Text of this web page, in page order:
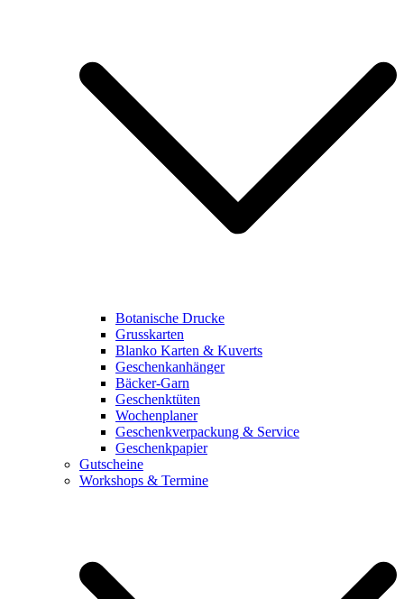
Botanische Drucke
Grusskarten
Blanko Karten & Kuverts
Geschenkanhänger
Bäcker-Garn
Geschenktüten
Wochenplaner
Geschenkverpackung & Service
Geschenkpapier
Gutscheine
Workshops & Termine